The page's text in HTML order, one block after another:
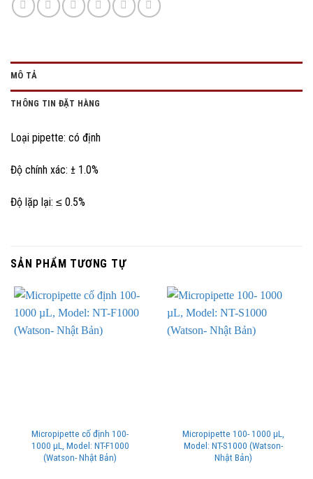
MÔ TẢ
THÔNG TIN ĐẶT HÀNG
Loại pipette: có định
Độ chính xác: ± 1.0%
Độ lặp lại: ≤ 0.5%
SẢN PHẨM TƯƠNG TỰ
Micropipette cố định 100-
1000 µL, Model: NT-F1000
(Watson- Nhật Bản)
Micropipette 100- 1000 µL,
Model: NT-S1000 (Watson-
Nhật Bản)